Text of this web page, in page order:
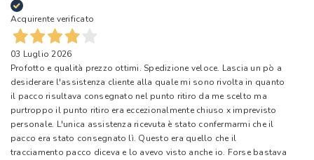
Acquirente verificato
03 Luglio 2026
Profotto e qualità prezzo ottimi. Spedizione veloce. Lascia un pò a
desiderare l'assistenza cliente alla quale mi sono rivolta in quanto
il pacco risultava consegnato nel punto ritiro da me scelto ma
purtroppo il punto ritiro era eccezionalmente chiuso x imprevisto
personale. L'unica assistenza ricevuta è stato confermarmi che il
pacco era stato consegnato lì. Questo era quello che il
tracciamento pacco diceva e lo avevo visto anche io. Forse bastava